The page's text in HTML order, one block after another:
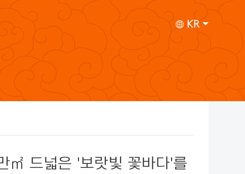
KR
㎡ 드넓은 '보랏빛 꽃바다'를